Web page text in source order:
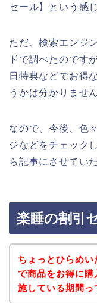
セール】という感
ただ、検索エンジ
ドで調べたのです
日特典などでお得
うかは分かりませ
なので、今後、色
ジなどをチェック
ら記事にさせてい
楽睡の割引
ちょっとひらめ
で商品をお得に
施している期間っ